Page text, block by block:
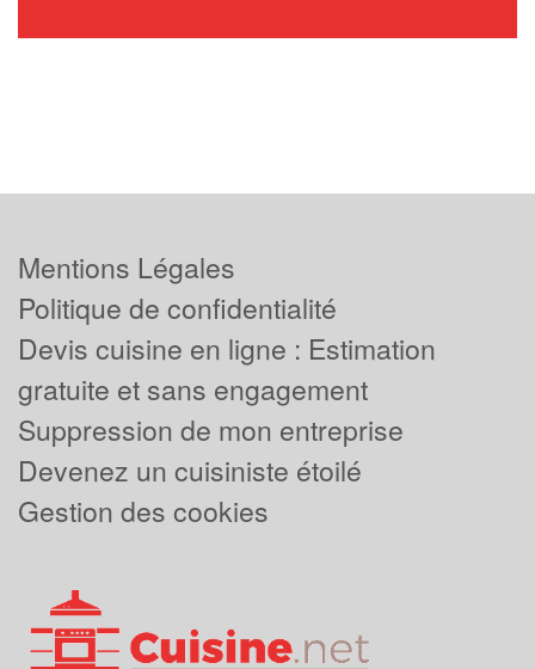
Mentions Légales
Politique de confidentialité
Devis cuisine en ligne : Estimation
gratuite et sans engagement
Suppression de mon entreprise
Devenez un cuisiniste étoilé
Gestion des cookies